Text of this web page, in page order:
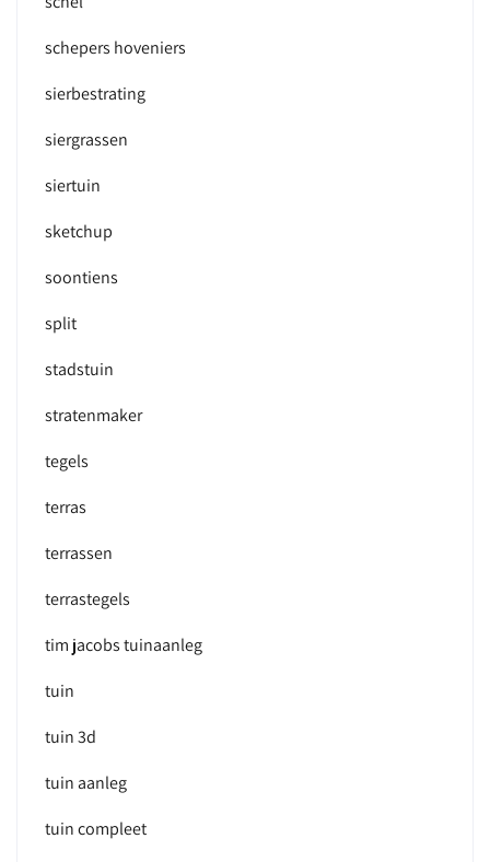
schepers hoveniers
sierbestrating
siergrassen
siertuin
sketchup
soontiens
split
stadstuin
stratenmaker
tegels
terras
terrassen
terrastegels
tim jacobs tuinaanleg
tuin
tuin 3d
tuin aanleg
tuin compleet